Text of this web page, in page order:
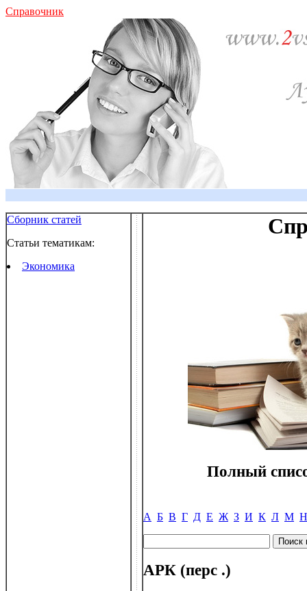
Справочник
Сборник статей
Статьи тематикам:
Экономика
Полный
А Б В Г Д Е Ж З И К Л М Н
АРК (перс .)